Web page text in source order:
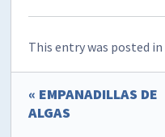
This entry was posted in
« EMPANADILLAS DE
ALGAS